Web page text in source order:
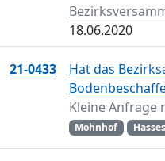
18.06.2020
21-0433
Hat das
Kleine Anfrage
Mohnhof